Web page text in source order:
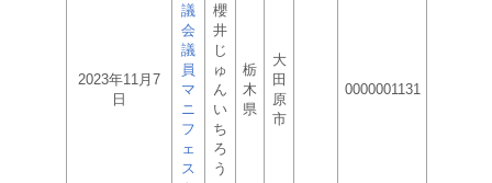
2023年11月7
日
議
会
議
員
マ
ニ
フ
ェ
ス
櫻
井
じ
ゅ
ん
い
ち
ろ
う
栃
木
県
大
田
原
市
0000001131